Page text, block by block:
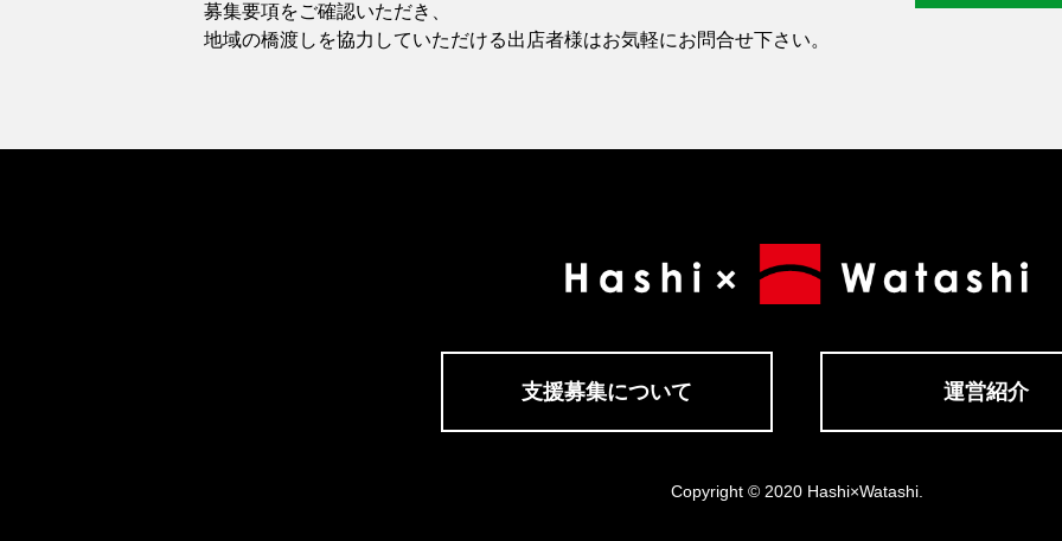
募集要項をご確認いただき、
地域の橋渡しを協力していただける出店者様はお気軽にお問合せ下さい。
支援募集について 運営紹介
Copyright © 2020 Hashi×Watashi.